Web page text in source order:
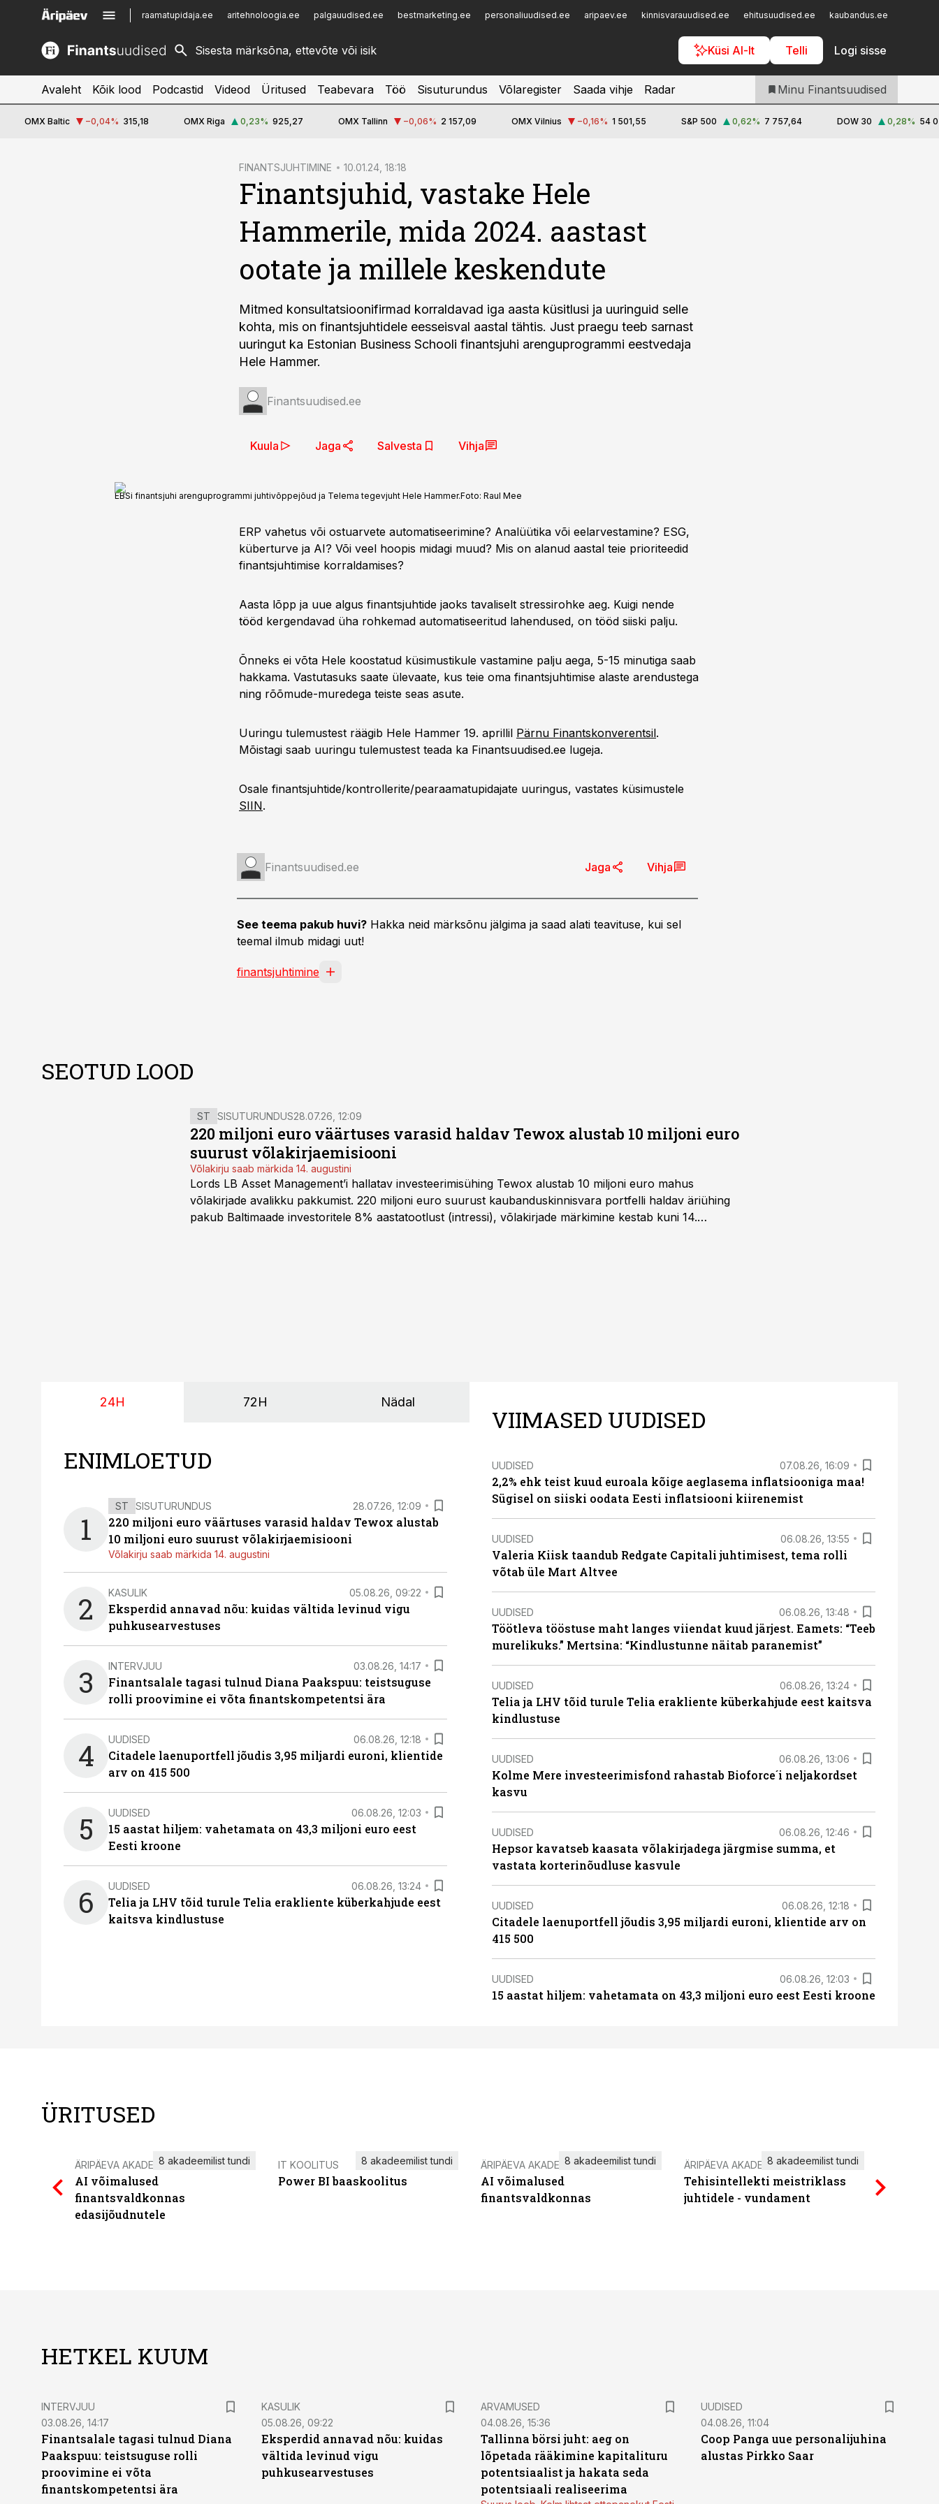
raamatupidaja.ee aritehnoloogia.ee palgauudised.ee bestmarketing.ee personaliuudised.ee aripaev.ee kinnisvarauudised.ee ehitusuudised.ee kaubandus.ee
Küsi AI-lt Telli Logi sisse
kinnisvarauudised.ee
logistikauudised.ee
imelineajalugu.ee
Infopank
Iseteenindus
Telli Finantsuudised
Avaleht Kõik lood Podcastid Videod Üritused Teabevara Töö Sisuturundus Võlaregister Saada vihje Radar Minu Finantsuudised
OMX Baltic −0,04% 315,18 OMX Riga 0,23% 925,27 OMX Tallinn −0,06% 2 157,09 OMX Vilnius −0,16% 1 501,55 S&P 500 0,62% 7 757,64 DOW 30 0,28% 54
FINANTSJUHTIMINE 10.01.24, 18:18
Finantsjuhid, vastake Hele
Hammerile, mida 2024. aastast
ootate ja millele keskendute
Mitmed konsultatsioonifirmad korraldavad iga aasta küsitlusi ja uuringuid selle
kohta, mis on finantsjuhtidele eesseisval aastal tähtis. Just praegu teeb sarnast
uuringut ka Estonian Business Schooli finantsjuhi arenguprogrammi eestvedaja
Hele Hammer.
Finantsuudised.ee
Kuula Jaga Salvesta Vihja
EBSi finantsjuhi arenguprogrammi juhtivõppejõud ja Telema tegevjuht Hele Hammer.Foto: Raul Mee
ERP vahetus või ostuarvete automatiseerimine? Analüütika või eelarvestamine? ESG,
küberturve ja AI? Või veel hoopis midagi muud? Mis on alanud aastal teie prioriteedid
finantsjuhtimise korraldamises?
Aasta lõpp ja uue algus finantsjuhtide jaoks tavaliselt stressirohke aeg. Kuigi nende
tööd kergendavad üha rohkemad automatiseeritud lahendused, on tööd siiski palju.
Õnneks ei võta Hele koostatud küsimustikule vastamine palju aega, 5-15 minutiga saab
hakkama. Vastutasuks saate ülevaate, kus teie oma finantsjuhtimise alaste arendustega
ning rõõmude-muredega teiste seas asute.
Uuringu tulemustest räägib Hele Hammer 19. aprillil Pärnu Finantskonverentsil.
Mõistagi saab uuringu tulemustest teada ka Finantsuudised.ee lugeja.
Osale finantsjuhtide/kontrollerite/pearaamatupidajate uuringus, vastates küsimustele
SIIN.
Finantsuudised.ee Jaga Vihja
See teema pakub huvi? Hakka neid märksõnu jälgima ja saad alati teavituse, kui sel
teemal ilmub midagi uut!
finantsjuhtimine
SEOTUD LOOD
ST SISUTURUNDUS28.07.26, 12:09
220 miljoni euro väärtuses varasid haldav Tewox alustab 10 miljoni euro
suurust võlakirjaemisiooni
Võlakirju saab märkida 14. augustini
Lords LB Asset Management’i hallatav investeerimisühing Tewox alustab 10 miljoni euro mahus
võlakirjade avalikku pakkumist. 220 miljoni euro suurust kaubanduskinnisvara portfelli haldav äriühing
pakub Baltimaade investoritele 8% aastatootlust (intressi), võlakirjade märkimine kestab kuni 14.
24H 72H Nädal
ENIMLOETUD
1
ST SISUTURUNDUS 28.07.26, 12:09
220 miljoni euro väärtuses varasid haldav Tewox alustab
10 miljoni euro suurust võlakirjaemisiooni
Võlakirju saab märkida 14. augustini
2 KASULIK 05.08.26, 09:22
Eksperdid annavad nõu: kuidas vältida levinud vigu
puhkusearvestuses
3 INTERVJUU 03.08.26, 14:17
Finantsalale tagasi tulnud Diana Paakspuu: teistsuguse
rolli proovimine ei võta finantskompetentsi ära
4 UUDISED 06.08.26, 12:18
Citadele laenuportfell jõudis 3,95 miljardi euroni, klientide
arv on 415 500
5 UUDISED 06.08.26, 12:03
15 aastat hiljem: vahetamata on 43,3 miljoni euro eest
Eesti kroone
6 UUDISED 06.08.26, 13:24
Telia ja LHV tõid turule Telia erakliente küberkahjude eest
kaitsva kindlustuse
VIIMASED UUDISED
UUDISED 07.08.26, 16:09
2,2% ehk teist kuud euroala kõige aeglasema inflatsiooniga maa!
Sügisel on siiski oodata Eesti inflatsiooni kiirenemist
UUDISED 06.08.26, 13:55
Valeria Kiisk taandub Redgate Capitali juhtimisest, tema rolli
võtab üle Mart Altvee
UUDISED 06.08.26, 13:48
Töötleva tööstuse maht langes viiendat kuud järjest. Eamets: “Teeb
murelikuks.” Mertsina: “Kindlustunne näitab paranemist”
UUDISED 06.08.26, 13:24
Telia ja LHV tõid turule Telia erakliente küberkahjude eest kaitsva
kindlustuse
UUDISED 06.08.26, 13:06
Kolme Mere investeerimisfond rahastab Bioforce´i neljakordset
kasvu
UUDISED 06.08.26, 12:46
Hepsor kavatseb kaasata võlakirjadega järgmise summa, et
vastata korterinõudluse kasvule
UUDISED 06.08.26, 12:18
Citadele laenuportfell jõudis 3,95 miljardi euroni, klientide arv on
415 500
UUDISED 06.08.26, 12:03
15 aastat hiljem: vahetamata on 43,3 miljoni euro eest Eesti kroone
ÜRITUSED
ÄRIPÄEVA AKADEEMIA
AI võimalused
finantsvaldkonnas
edasijõudnutele
8 akadeemilist tundi IT KOOLITUS
Power BI baaskoolitus
8 akadeemilist tundi ÄRIPÄEVA AKADEEMIA
AI võimalused
finantsvaldkonnas
8 akadeemilist tundi ÄRIPÄEVA AKADEEMIA
Tehisintellekti meistriklass
juhtidele - vundament
8 akadeemilist tundi
HETKEL KUUM
INTERVJUU
03.08.26, 14:17
Finantsalale tagasi tulnud Diana
Paakspuu: teistsuguse rolli
proovimine ei võta
finantskompetentsi ära
KASULIK
05.08.26, 09:22
Eksperdid annavad nõu: kuidas
vältida levinud vigu
puhkusearvestuses
ARVAMUSED
04.08.26, 15:36
Tallinna börsi juht: aeg on
lõpetada rääkimine kapitalituru
potentsiaalist ja hakata seda
potentsiaali realiseerima
UUDISED
04.08.26, 11:04
Coop Panga uue personalijuhina
alustas Pirkko Saar